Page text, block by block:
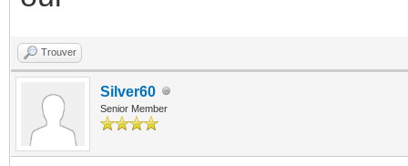
Trouver
Silver60
Senior Member